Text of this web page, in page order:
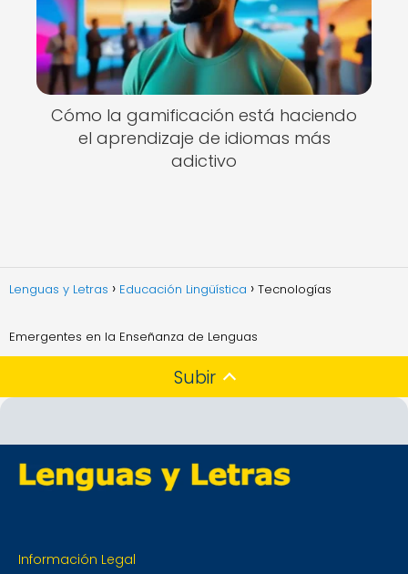
Cómo la gamificación está haciendo
el aprendizaje de idiomas más
adictivo
Lenguas y Letras Educación Lingüística Tecnologías
Emergentes en la Enseñanza de Lenguas
Subir
Información Legal